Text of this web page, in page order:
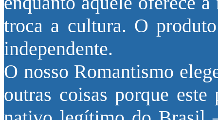
troca a cultura. O
independente.
O nosso Romantismo
outras coisas porque